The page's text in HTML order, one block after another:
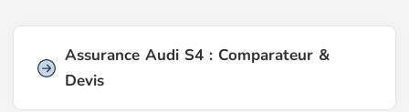
Assurance Audi S4 : Comparateur &
Devis